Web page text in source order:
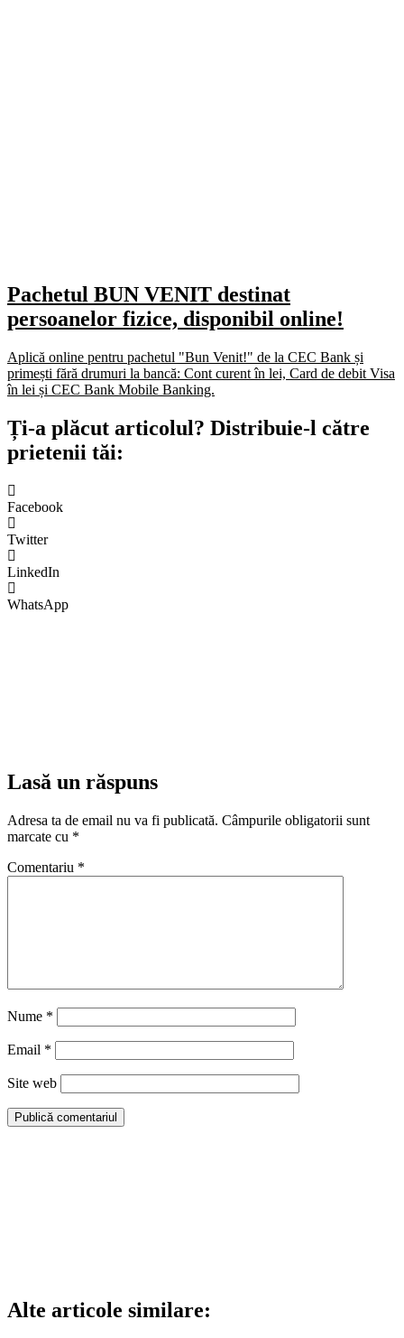
Pachetul BUN VENIT destinat
persoanelor fizice, disponibil online!
Aplică online pentru pachetul "Bun Venit!" de la CEC Bank și
primești fără drumuri la bancă: Cont curent în lei, Card de debit Visa
în lei și CEC Bank Mobile Banking.​
Ți-a plăcut articolul? Distribuie-l către
prietenii tăi:
Facebook
Twitter
LinkedIn
WhatsApp
Lasă un răspuns
Adresa ta de email nu va fi publicată. Câmpurile obligatorii sunt
marcate cu *
Comentariu *
Nume *
Email *
Site web
Alte articole similare: